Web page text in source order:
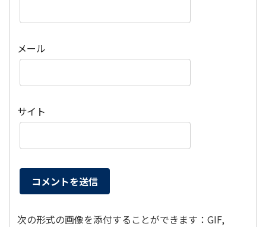
メール
サイト
次の形式の画像を添付することができます：GIF,